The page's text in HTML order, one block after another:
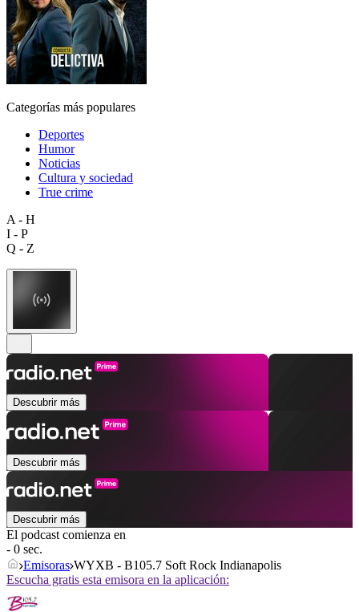
Categorías más populares
Deportes
Humor
Noticias
Cultura y sociedad
True crime
A - H
I - P
Q - Z
Descubrir más
Descubrir más
Descubrir más
El podcast comienza en
- 0 sec.
Emisoras WYXB - B105.7 Soft Rock Indianapolis
Escucha gratis esta emisora en la aplicación: